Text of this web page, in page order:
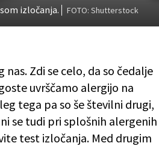
izločanja. FOTO: Shutterstock
Zdi se celo, da so čedalje
uvrščamo alergijo na
tega pa so še številni drugi,
se tudi pri splošnih alergenih
test izločanja. Med drugim